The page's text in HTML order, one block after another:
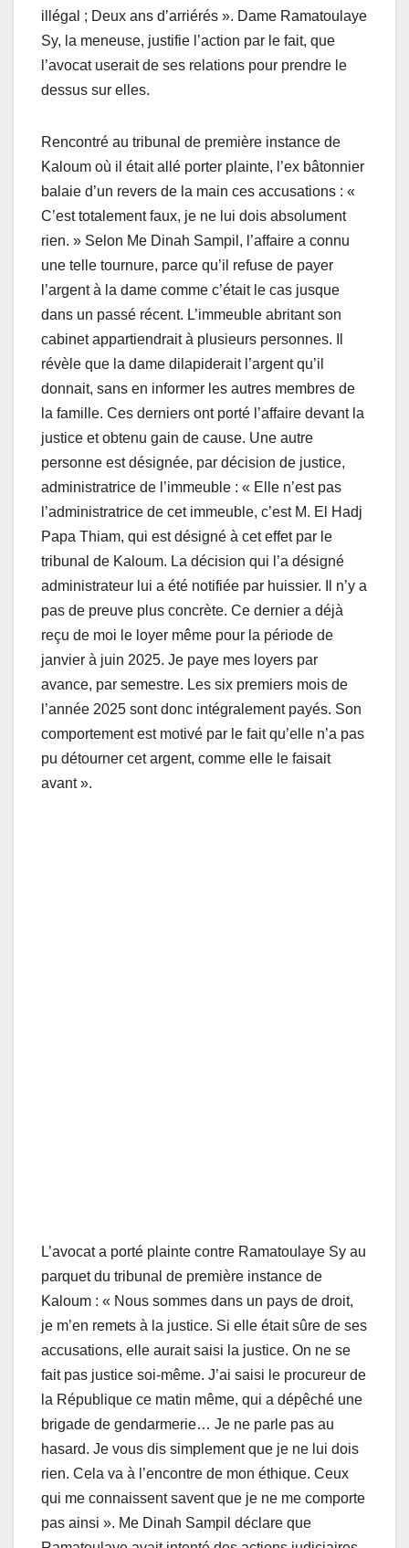
illégal ; Deux ans d’arriérés ». Dame Ramatoulaye
Sy, la meneuse, justifie l’action par le fait, que
l’avocat userait de ses relations pour prendre le
dessus sur elles.
Rencontré au tribunal de première instance de
Kaloum où il était allé porter plainte, l’ex bâtonnier
balaie d’un revers de la main ces accusations : «
C’est totalement faux, je ne lui dois absolument
rien. » Selon Me Dinah Sampil, l’affaire a connu
une telle tournure, parce qu’il refuse de payer
l’argent à la dame comme c’était le cas jusque
dans un passé récent. L’immeuble abritant son
cabinet appartiendrait à plusieurs personnes. Il
révèle que la dame dilapiderait l’argent qu’il
donnait, sans en informer les autres membres de
la famille. Ces derniers ont porté l’affaire devant la
justice et obtenu gain de cause. Une autre
personne est désignée, par décision de justice,
administratrice de l’immeuble : « Elle n’est pas
l’administratrice de cet immeuble, c’est M. El Hadj
Papa Thiam, qui est désigné à cet effet par le
tribunal de Kaloum. La décision qui l’a désigné
administrateur lui a été notifiée par huissier. Il n’y a
pas de preuve plus concrète. Ce dernier a déjà
reçu de moi le loyer même pour la période de
janvier à juin 2025. Je paye mes loyers par
avance, par semestre. Les six premiers mois de
l’année 2025 sont donc intégralement payés. Son
comportement est motivé par le fait qu’elle n’a pas
pu détourner cet argent, comme elle le faisait
avant ».
L’avocat a porté plainte contre Ramatoulaye Sy au
parquet du tribunal de première instance de
Kaloum : « Nous sommes dans un pays de droit,
je m’en remets à la justice. Si elle était sûre de ses
accusations, elle aurait saisi la justice. On ne se
fait pas justice soi-même. J’ai saisi le procureur de
la République ce matin même, qui a dépêché une
brigade de gendarmerie… Je ne parle pas au
hasard. Je vous dis simplement que je ne lui dois
rien. Cela va à l’encontre de mon éthique. Ceux
qui me connaissent savent que je ne me comporte
pas ainsi ». Me Dinah Sampil déclare que